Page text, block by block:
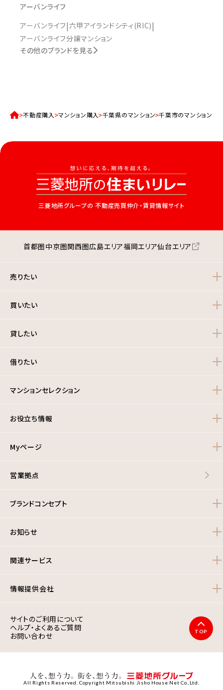
アーバンライフ
アーバンライフ 六甲アイランドシティ(RIC)
アーバンライフ分譲マンション
その他のブランドを見る
不動産購入 マンション購入 千葉県のマンション 千葉市のマンション一
三菱地所グループの 不動産売買仲介・賃貸情報サイト
首都圏中京圏関西圏広島エリア福岡エリア仙台エリア
売りたい
買いたい
貸したい
借りたい
マンションセレクション
お役立ち情報
Myページ
営業拠点
ブランドコンセプト
お知らせ
関連サービス
情報提供会社
サイトのご利用について
ヘルプ・よくあるご質問
お問い合わせ
TOP
All Rights Reserved. Copyright Mitsubishi Jisho House Net Co.,Ltd.